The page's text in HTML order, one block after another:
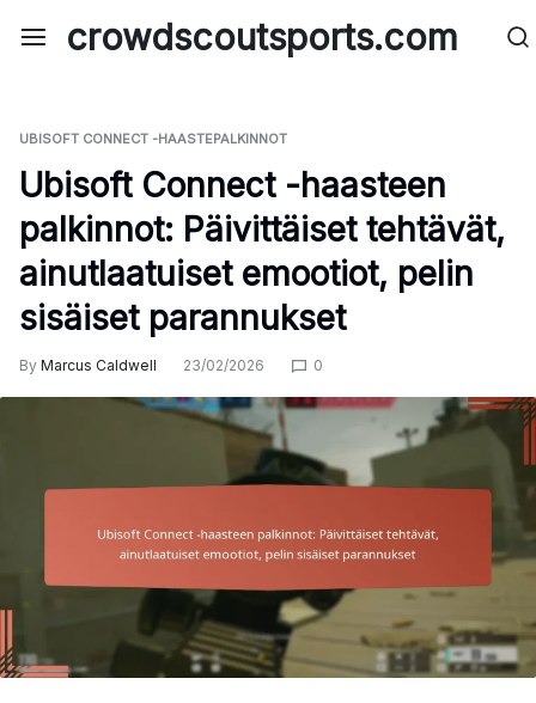
crowdscoutsports.com
UBISOFT CONNECT -HAASTEPALKINNOT
Ubisoft Connect -haasteen
palkinnot: Päivittäiset tehtävät,
ainutlaatuiset emootiot, pelin
sisäiset parannukset
By Marcus Caldwell 23/02/2026 0